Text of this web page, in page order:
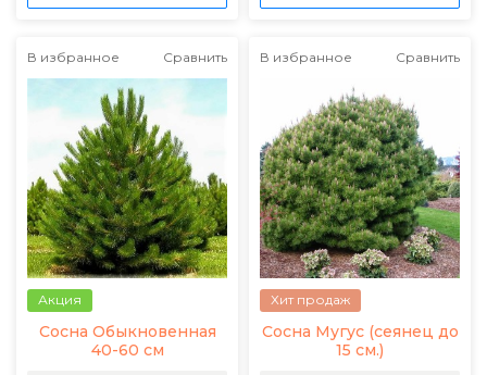
В избранное Сравнить
Акция
Сосна Обыкновенная
40-60 см
В избранное Сравнить
Хит продаж
Сосна Мугус (сеянец до
15 см.)